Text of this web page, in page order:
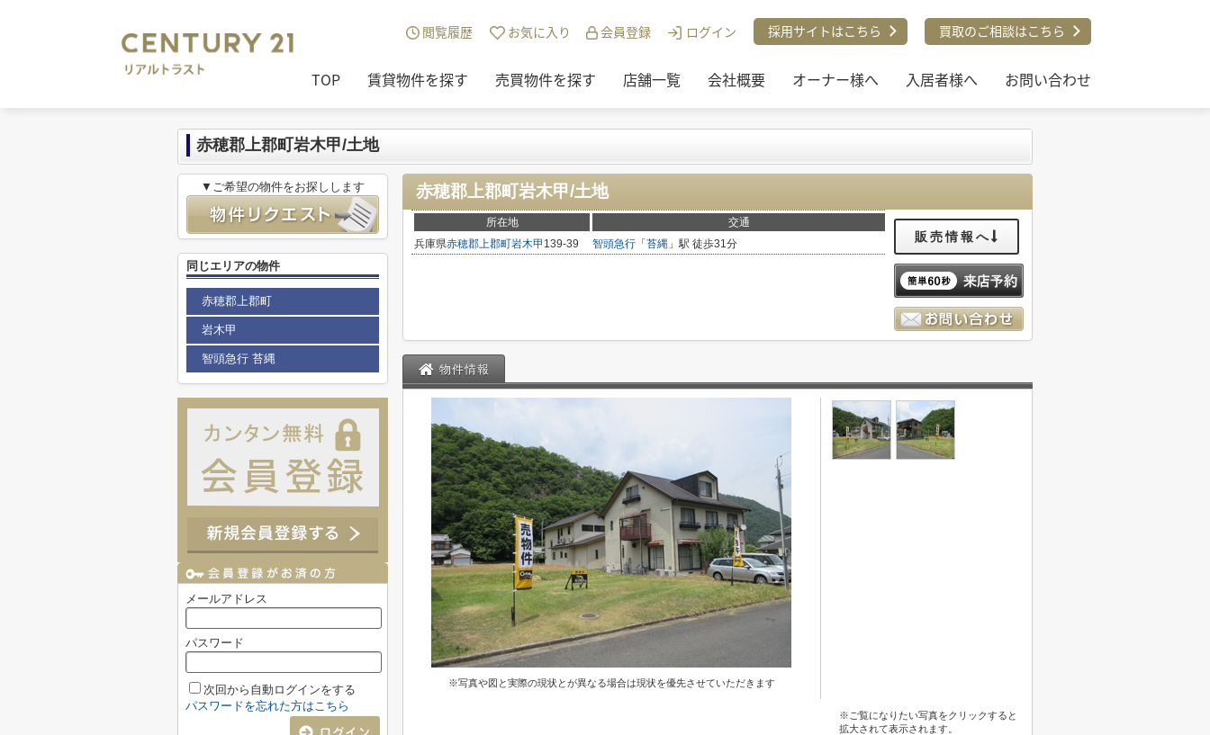
閲覧履歴 お気に入り 会員登録 ログイン 採用サイトはこちら 買取のご相談はこちら
TOP 賃貸物件を探す 売買物件を探す 店舗一覧 会社概要 オーナー様へ 入居者様へ お問い合わせ
赤穂郡上郡町岩木甲/土地
赤穂郡上郡町岩木甲/土地
所在地
交通
兵庫県赤穂郡上郡町岩木甲 139-39 智頭急行 「 苔縄 」駅 徒歩31分 販売情報へ
物件情報
※写真や図と実際の現状とが異なる場合は現状を優先させていただきます
※ご覧になりたい写真をクリックすると
拡大されて表示されます。
▼ご希望の物件をお探しします
同じエリアの物件
赤穂郡上郡町
岩木甲
智頭急行 苔縄
メールアドレス
パスワード
次回から自動ログインをする
パスワードを忘れた方はこちら